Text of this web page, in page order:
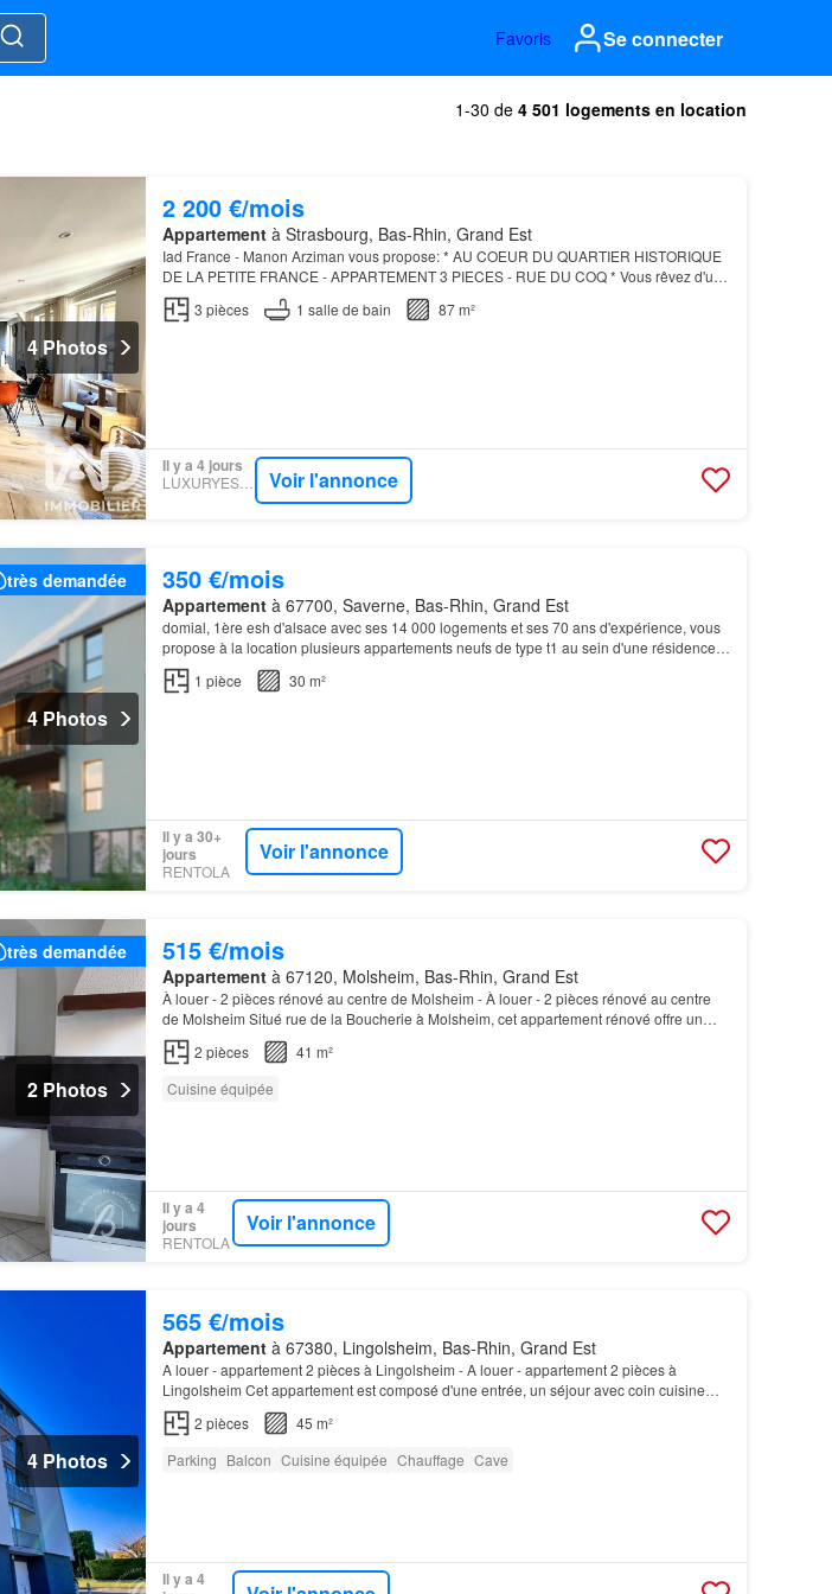
Favoris Se connecter
1-30 de 4 501 logements en location
4 Photos
2 200 €/mois
Appartementà Strasbourg, Bas-Rhin, Grand Est
Iad France - Manon Arziman vous propose: * AU COEUR DU QUARTIER HISTORIQUE
DE LA PETITE FRANCE - APPARTEMENT 3 PIECES - RUE DU COQ * Vous rêvez d'un
appartement de caractère alliant charme ancien et confort moderne ? Cette pé…
3 pièces 1 salle de bain 87 m²
Il y a 4 jours
LUXURYESTATE Voir l'annonce
très demandée
4 Photos
350 €/mois
Appartementà 67700, Saverne, Bas-Rhin, Grand Est
domial, 1ère esh d'alsace avec ses 14 000 logements et ses 70 ans d'expérience, vous
propose à la location plusieurs appartements neufs de type t1 au sein d'une résidence
de 3 étages située au centre de saverne, entre la gare…
1 pièce 30 m²
Il y a 30+
jours
RENTOLA
Voir l'annonce
très demandée
2 Photos
515 €/mois
Appartementà 67120, Molsheim, Bas-Rhin, Grand Est
À louer - 2 pièces rénové au centre de Molsheim - À louer - 2 pièces rénové au centre
de Molsheim Situé rue de la Boucherie à Molsheim, cet appartement rénové offre un
cadre de vie agréable à proximité immédiate des commerces…
2 pièces
41 m²
Cuisine équipée
Il y a 4
jours
RENTOLA
Voir l'annonce
4 Photos
565 €/mois
Appartementà 67380, Lingolsheim, Bas-Rhin, Grand Est
A louer - appartement 2 pièces à Lingolsheim - A louer - appartement 2 pièces à
Lingolsheim Cet appartement est composé d'une entrée, un séjour avec coin cuisine
équipée, une chambre, une salle d'eau avec WC et un balcon…
2 pièces
45 m²
Parking Balcon Cuisine équipée Chauffage Cave
Il y a 4